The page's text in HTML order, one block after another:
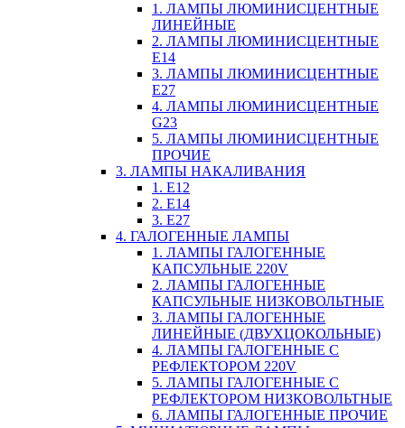
1. ЛАМПЫ ЛЮМИНИСЦЕНТНЫЕ
ЛИНЕЙНЫЕ
2. ЛАМПЫ ЛЮМИНИСЦЕНТНЫЕ
E14
3. ЛАМПЫ ЛЮМИНИСЦЕНТНЫЕ
E27
4. ЛАМПЫ ЛЮМИНИСЦЕНТНЫЕ
G23
5. ЛАМПЫ ЛЮМИНИСЦЕНТНЫЕ
ПРОЧИЕ
3. ЛАМПЫ НАКАЛИВАНИЯ
1. E12
2. Е14
3. Е27
4. ГАЛОГЕННЫЕ ЛАМПЫ
1. ЛАМПЫ ГАЛОГЕННЫЕ
КАПСУЛЬНЫЕ 220V
2. ЛАМПЫ ГАЛОГЕННЫЕ
КАПСУЛЬНЫЕ НИЗКОВОЛЬТНЫЕ
3. ЛАМПЫ ГАЛОГЕННЫЕ
ЛИНЕЙНЫЕ (ДВУХЦОКОЛЬНЫЕ)
4. ЛАМПЫ ГАЛОГЕННЫЕ С
РЕФЛЕКТОРОМ 220V
5. ЛАМПЫ ГАЛОГЕННЫЕ С
РЕФЛЕКТОРОМ НИЗКОВОЛЬТНЫЕ
6. ЛАМПЫ ГАЛОГЕННЫЕ ПРОЧИЕ